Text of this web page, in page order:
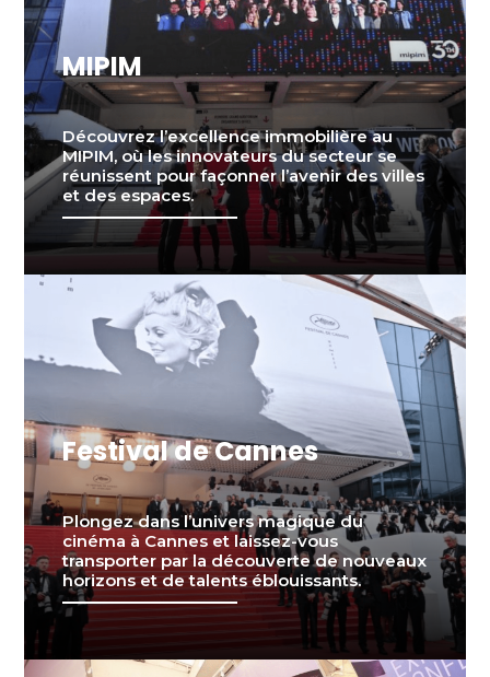
MIPIM
Découvrez l’excellence immobilière au
MIPIM, où les innovateurs du secteur se
réunissent pour façonner l’avenir des villes
et des espaces.
Festival de Cannes
Plongez dans l’univers magique du
cinéma à Cannes et laissez-vous
transporter par la découverte de nouveaux
horizons et de talents éblouissants.